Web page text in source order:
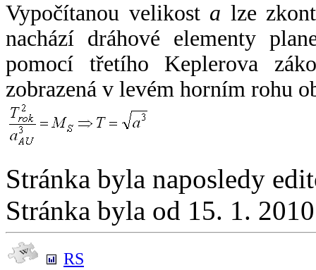
Vypočítanou velikost a lze
nachází dráhové elementy
pomocí třetího Keplerova
zobrazená v levém horním rohu
Stránka byla naposledy
Stránka byla od 15. 1.
RS